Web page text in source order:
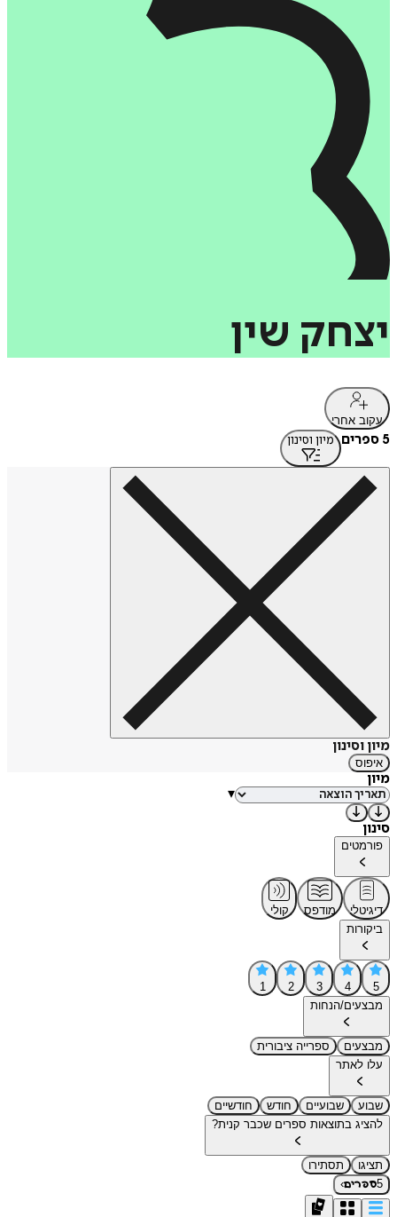
יצחק שין
עקוב אחרי
5 ספרים מיון וסינון
מיון וסינון
איפוס
מיון
▾
סינון
פורמטים
דיגיטלי מודפס
קולי
ביקורות
5
4
3
2
1
מבצעים/הנחות
מבצעים
ספרייה ציבורית
עלו לאתר
שבוע שבועיים חודש
חודשיים
להציג בתוצאות ספרים שכבר קנית?
תציגו
תסתירו
5ספרים›